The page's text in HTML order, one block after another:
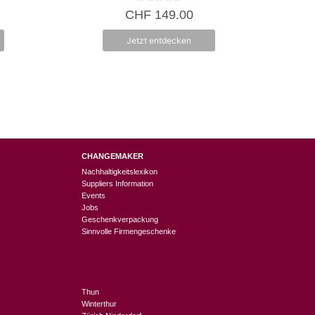
0
v
5
CHF149.00
Jetzt entdecken
CHANGEMAKER
Nachhaltigkeitslexikon
Suppliers Information
Events
Jobs
Geschenkverpackung
Sinnvolle Firmengeschenke
Thun
Winterthur